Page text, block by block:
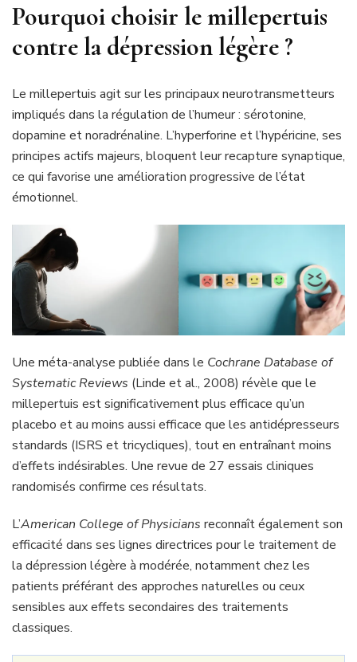
Pourquoi choisir le millepertuis
contre la dépression légère ?
Le millepertuis agit sur les principaux neurotransmetteurs
impliqués dans la régulation de l’humeur : sérotonine,
dopamine et noradrénaline. L’hyperforine et l’hypéricine, ses
principes actifs majeurs, bloquent leur recapture synaptique,
ce qui favorise une amélioration progressive de l’état
émotionnel.
Une méta-analyse publiée dans le Cochrane Database of
Systematic Reviews (Linde et al., 2008) révèle que le
millepertuis est significativement plus efficace qu’un
placebo et au moins aussi efficace que les antidépresseurs
standards (ISRS et tricycliques), tout en entraînant moins
d’effets indésirables. Une revue de 27 essais cliniques
randomisés confirme ces résultats.
L’American College of Physicians reconnaît également son
efficacité dans ses lignes directrices pour le traitement de
la dépression légère à modérée, notamment chez les
patients préférant des approches naturelles ou ceux
sensibles aux effets secondaires des traitements
classiques.